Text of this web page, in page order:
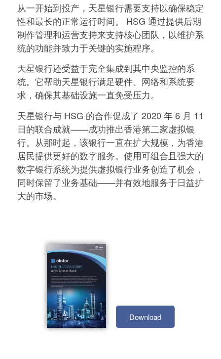
从一开始到投产，天星银行需要支持以确保稳定
性和最长的正常运行时间。 HSG 通过提供后期
制作管理和运营支持来支持核心团队，以维护系
统的功能并致力于关键的实施程序。
天星银行还受益于完全集成到其中央监控的系
统。它帮助天星银行满足硬件、网络和系统要
求，确保其基础设施一直免受压力。
天星银行与 HSG 的合作促成了 2020 年 6 月 11
日的联合成就——成功推出香港第二家虚拟银
行。从那时起，该银行一直在扩大规模，为香港
居民提供更好的数字服务。使用可组合且强大的
数字银行系统为提供虚拟银行业务创造了机会，
同时保留了业务基础——并有效地服务于日益扩
大的市场。
Download